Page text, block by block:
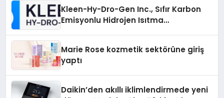
Kleen-Hy-Dro-Gen Inc., Sıfır Karbon
Emisyonlu Hidrojen Isıtma
Marie Rose kozmetik sektörüne giriş
yaptı
Daikin’den akıllı iklimlendirmede yeni